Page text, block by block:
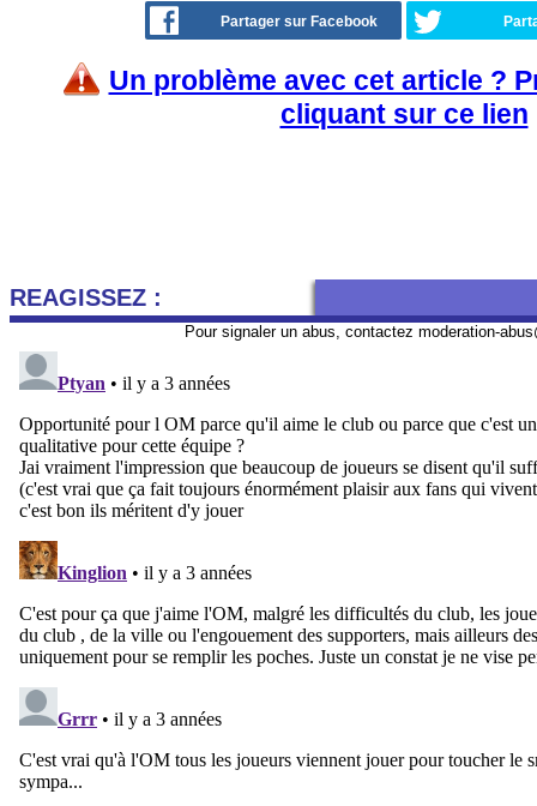
Partager sur Facebook
Un problème avec cet article ?
cliquant sur ce lien
REAGISSEZ :
Pour signaler un abus, contactez moderation-